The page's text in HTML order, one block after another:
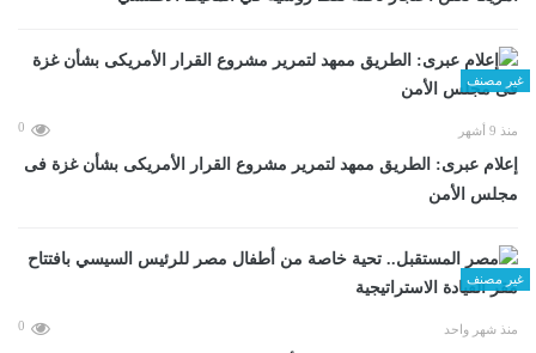
غير مصنف
منذ 9 أشهر 0
إعلام عبرى: الطريق ممهد لتمرير مشروع القرار الأمريكى بشأن غزة فى
مجلس الأمن
غير مصنف
منذ شهر واحد 0